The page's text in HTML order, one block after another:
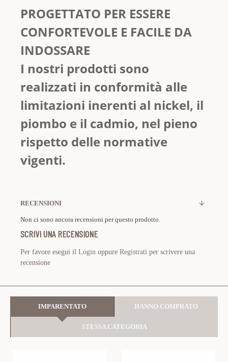
PROGETTATO PER ESSERE
CONFORTEVOLE E FACILE DA
INDOSSARE
I nostri prodotti sono
realizzati in conformità alle
limitazioni inerenti al nickel, il
piombo e il cadmio, nel pieno
rispetto delle normative
vigenti.
RECENSIONI
Non ci sono ancora recensioni per questo prodotto.
SCRIVI UNA RECENSIONE
Per favore esegui il Login oppure Registrati per scrivere una
recensione
IMPARENTATO HANNO COMPRATO
STESSA CATEGORIA